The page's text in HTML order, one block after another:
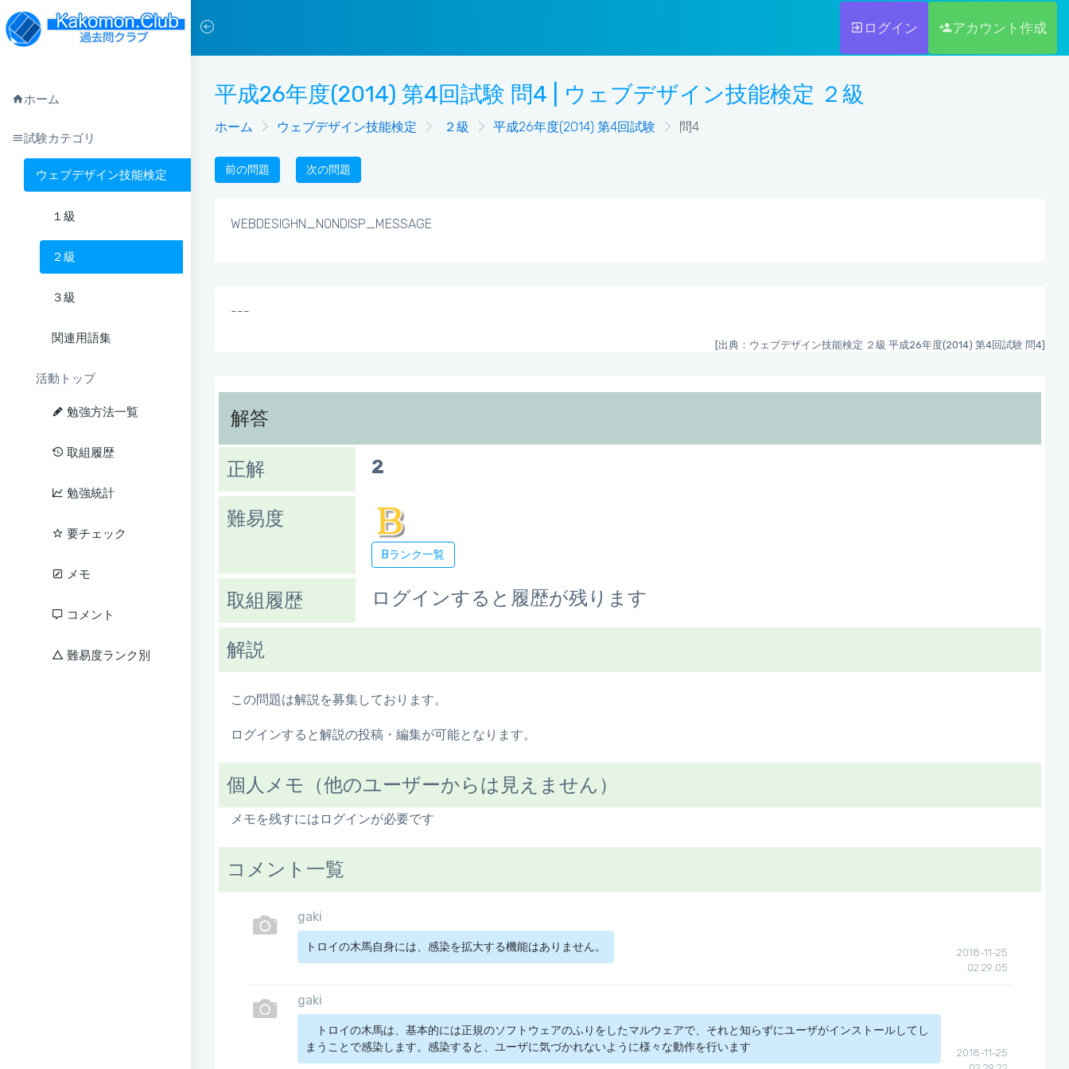
ログイン アカウント作成
ホーム
試験カテゴリ
ウェブデザイン技能検定
１級
２級
３級
関連用語集
活動トップ
勉強方法一覧
取組履歴
勉強統計
要チェック
メモ
コメント
難易度ランク別
平成26年度(2014) 第4回試験 問4 | ウェブデザイン技能検定 ２級
ホーム ウェブデザイン技能検定 ２級 平成26年度(2014) 第4回試験 問4
前の問題 次の問題
WEBDESIGHN_NONDISP_MESSAGE
---
[出典：ウェブデザイン技能検定 ２級 平成26年度(2014) 第4回試験 問4]
解答
正解 2
難易度
Bランク一覧
取組履歴 ログインすると履歴が残ります
解説
この問題は解説を募集しております。
ログインすると解説の投稿・編集が可能となります。
個人メモ（他のユーザーからは見えません）
メモを残すにはログインが必要です
コメント一覧
gaki
トロイの木馬自身には、感染を拡大する機能はありません。
2018-11-25
02:29:05
gaki
トロイの木馬は、基本的には正規のソフトウェアのふりをしたマルウェアで、それと知らずにユーザがインストールしてし
まうことで感染します。感染すると、ユーザに気づかれないように様々な動作を行います
2018-11-25